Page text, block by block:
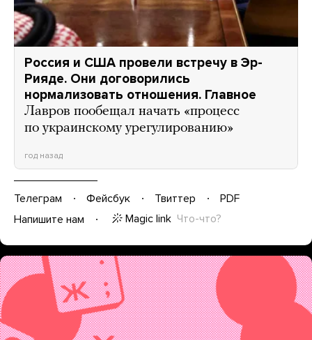
Россия и США провели встречу в Эр-
Рияде. Они договорились
нормализовать отношения. Главное
Лавров пообещал начать «процесс
по украинскому урегулированию»
год назад
Телеграм Фейсбук Твиттер
PDF
Напишите нам
Magic link Что-что?